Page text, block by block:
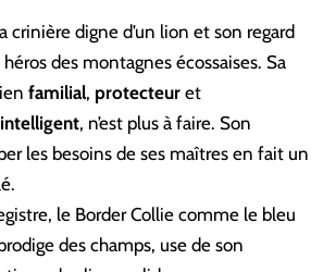
crinière digne d’un lion et son regard
des montagnes écossaises. Sa
familial, protecteur et
intelligent, n’est plus à faire. Son
les besoins de ses maîtres en fait un
le Border Collie comme le bleu
des champs, use de son